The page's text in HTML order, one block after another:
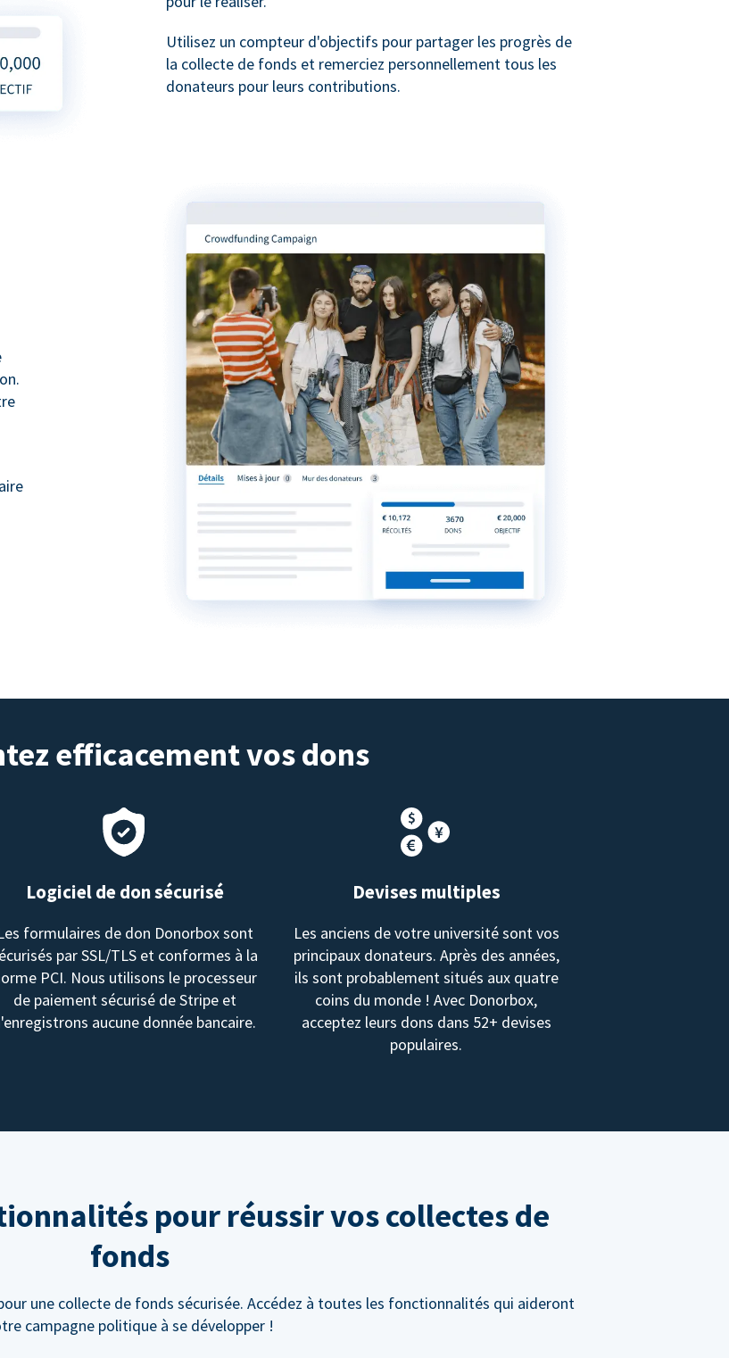
Utilisez un compteur d'objectifs pour partager les progrès de
la collecte de fonds et remerciez personnellement tous les
donateurs pour leurs contributions.
efficacement vos dons
Logiciel de don sécurisé
formulaires de don Donorbox sont
par SSL/TLS et conformes à la
PCI. Nous utilisons le processeur
de paiement sécurisé de Stripe et
aucune donnée bancaire.
Devises multiples
Les anciens de votre université sont vos
principaux donateurs. Après des années,
ils sont probablement situés aux quatre
coins du monde ! Avec Donorbox,
acceptez leurs dons dans 52+ devises
populaires.
pour réussir vos collectes de
fonds
une collecte de fonds sécurisée. Accédez à toutes les fonctionnalités qui aideront
campagne politique à se développer !